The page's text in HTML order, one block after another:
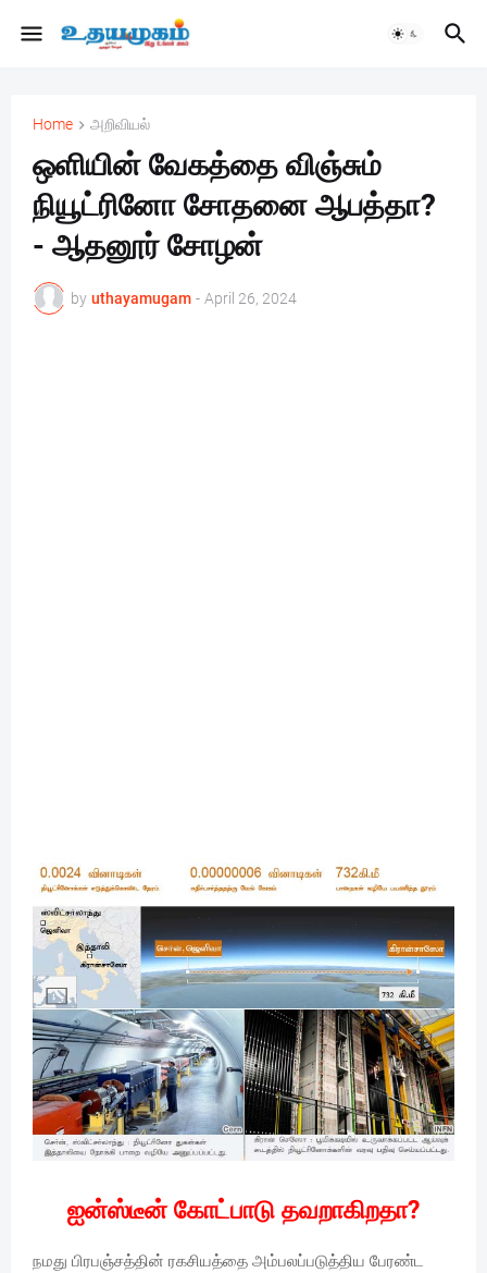
Home அறிவியல்
ஒளியின் வேகத்தை விஞ்சும்
நியூட்ரினோ சோதனை ஆபத்தா?
- ஆதனூர் சோழன்
by uthayamugam - April 26, 2024
ஐன்ஸ்டீன் கோட்பாடு தவறாகிறதா?
நமது பிரபஞ்சத்தின் ரகசியத்தை அம்பலப்படுத்திய பேரண்ட